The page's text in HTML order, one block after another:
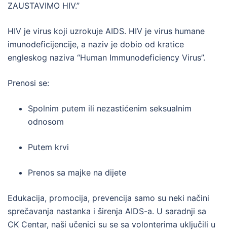
ZAUSTAVIMO HIV.”
HIV je virus koji uzrokuje AIDS. HIV je virus humane
imunodeficijencije, a naziv je dobio od kratice
engleskog naziva “Human Immunodeficiency Virus”.
Prenosi se:
Spolnim putem ili nezastićenim seksualnim
odnosom
Putem krvi
Prenos sa majke na dijete
Edukacija, promocija, prevencija samo su neki načini
sprečavanja nastanka i širenja AIDS-a. U saradnji sa
CK Centar, naši učenici su se sa volonterima uključili u